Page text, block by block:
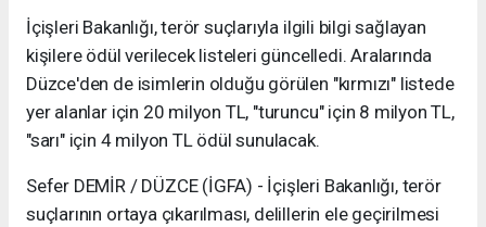
İçişleri Bakanlığı, terör suçlarıyla ilgili bilgi sağlayan
kişilere ödül verilecek listeleri güncelledi. Aralarında
Düzce'den de isimlerin olduğu görülen "kırmızı" listede
yer alanlar için 20 milyon TL, "turuncu" için 8 milyon TL,
"sarı" için 4 milyon TL ödül sunulacak.
Sefer DEMİR / DÜZCE (İGFA) - İçişleri Bakanlığı, terör
suçlarının ortaya çıkarılması, delillerin ele geçirilmesi